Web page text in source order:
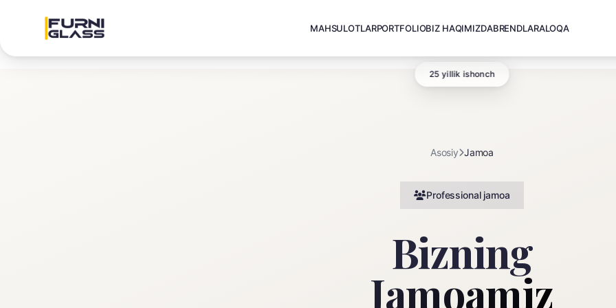
MAHSULOTLARPORTFOLIOBIZ HAQIMIZDABRENDLARALOQA
25 yillik ishonch
Asosiy Jamoa
Professional jamoa
Bizning
Jamoamiz